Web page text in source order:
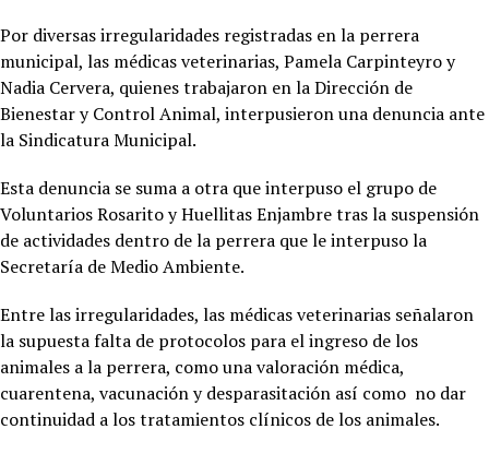
Por diversas irregularidades registradas en la perrera
municipal, las médicas veterinarias, Pamela Carpinteyro y
Nadia Cervera, quienes trabajaron en la Dirección de
Bienestar y Control Animal, interpusieron una denuncia ante
la Sindicatura Municipal.
Esta denuncia se suma a otra que interpuso el grupo de
Voluntarios Rosarito y Huellitas Enjambre tras la suspensión
de actividades dentro de la perrera que le interpuso la
Secretaría de Medio Ambiente.
Entre las irregularidades, las médicas veterinarias señalaron
la supuesta falta de protocolos para el ingreso de los
animales a la perrera, como una valoración médica,
cuarentena, vacunación y desparasitación así como no dar
continuidad a los tratamientos clínicos de los animales.